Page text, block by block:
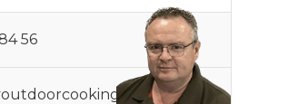
56